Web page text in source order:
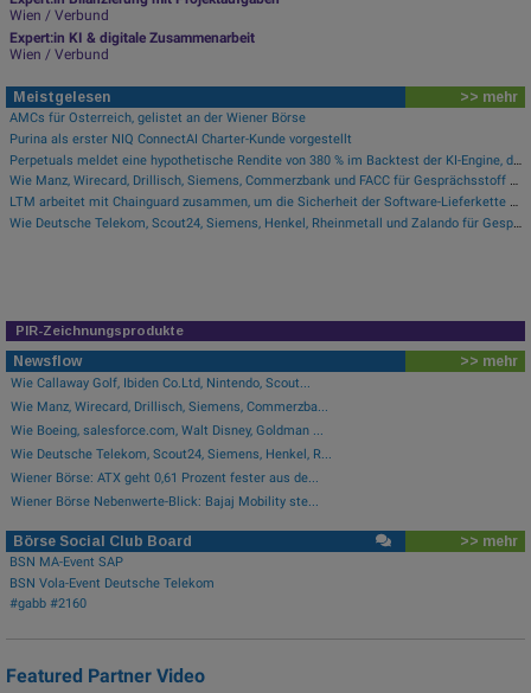
Wien / Verbund
Expert:in KI & digitale Zusammenarbeit
Wien / Verbund
Meistgelesen >> mehr
AMCs für Österreich, gelistet an der Wiener Börse
Purina als erster NIQ ConnectAI Charter-Kunde vorgestellt
Perpetuals meldet eine hypothetische Rendite von 380 % im Backtest der KI-Engine, die die risikofreie Handelsplattform „UpsideOnly“ antreibt
Wie Manz, Wirecard, Drillisch, Siemens, Commerzbank und FACC für Gesprächsstoff sorgten
LTM arbeitet mit Chainguard zusammen, um die Sicherheit der Software-Lieferkette durch BlueVerse™ RightLogic zu stärken
Wie Deutsche Telekom, Scout24, Siemens, Henkel, Rheinmetall und Zalando für Gesprächsstoff im DAX sorgten
PIR-Zeichnungsprodukte
Newsflow >> mehr
Wie Callaway Golf, Ibiden Co.Ltd, Nintendo, Scout...
Wie Manz, Wirecard, Drillisch, Siemens, Commerzba...
Wie Boeing, salesforce.com, Walt Disney, Goldman ...
Wie Deutsche Telekom, Scout24, Siemens, Henkel, R...
Wiener Börse: ATX geht 0,61 Prozent fester aus de...
Wiener Börse Nebenwerte-Blick: Bajaj Mobility ste...
Börse Social Club Board >> mehr
BSN MA-Event SAP
BSN Vola-Event Deutsche Telekom
#gabb #2160
Featured Partner Video